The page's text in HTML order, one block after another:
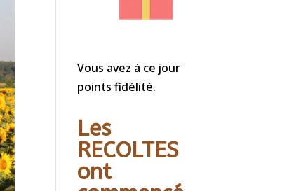
Vous avez à ce jour
points fidélité.
Les
RECOLTES
ont